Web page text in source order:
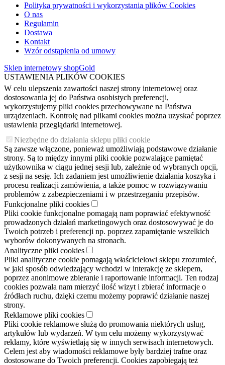
Polityka prywatności i wykorzystania plików Cookies
O nas
Regulamin
Dostawa
Kontakt
Wzór odstąpienia od umowy
Sklep internetowy shopGold
USTAWIENIA PLIKÓW COOKIES
W celu ulepszenia zawartości naszej strony internetowej oraz
dostosowania jej do Państwa osobistych preferencji,
wykorzystujemy pliki cookies przechowywane na Państwa
urządzeniach. Kontrolę nad plikami cookies można uzyskać poprzez
ustawienia przeglądarki internetowej.
Niezbędne do działania sklepu pliki cookie
Są zawsze włączone, ponieważ umożliwiają podstawowe działanie
strony. Są to między innymi pliki cookie pozwalające pamiętać
użytkownika w ciągu jednej sesji lub, zależnie od wybranych opcji,
z sesji na sesję. Ich zadaniem jest umożliwienie działania koszyka i
procesu realizacji zamówienia, a także pomoc w rozwiązywaniu
problemów z zabezpieczeniami i w przestrzeganiu przepisów.
Funkcjonalne pliki cookies
Pliki cookie funkcjonalne pomagają nam poprawiać efektywność
prowadzonych działań marketingowych oraz dostosowywać je do
Twoich potrzeb i preferencji np. poprzez zapamiętanie wszelkich
wyborów dokonywanych na stronach.
Analityczne pliki cookies
Pliki analityczne cookie pomagają właścicielowi sklepu zrozumieć,
w jaki sposób odwiedzający wchodzi w interakcję ze sklepem,
poprzez anonimowe zbieranie i raportowanie informacji. Ten rodzaj
cookies pozwala nam mierzyć ilość wizyt i zbierać informacje o
źródłach ruchu, dzięki czemu możemy poprawić działanie naszej
strony.
Reklamowe pliki cookies
Pliki cookie reklamowe służą do promowania niektórych usług,
artykułów lub wydarzeń. W tym celu możemy wykorzystywać
reklamy, które wyświetlają się w innych serwisach internetowych.
Celem jest aby wiadomości reklamowe były bardziej trafne oraz
dostosowane do Twoich preferencji. Cookies zapobiegają też